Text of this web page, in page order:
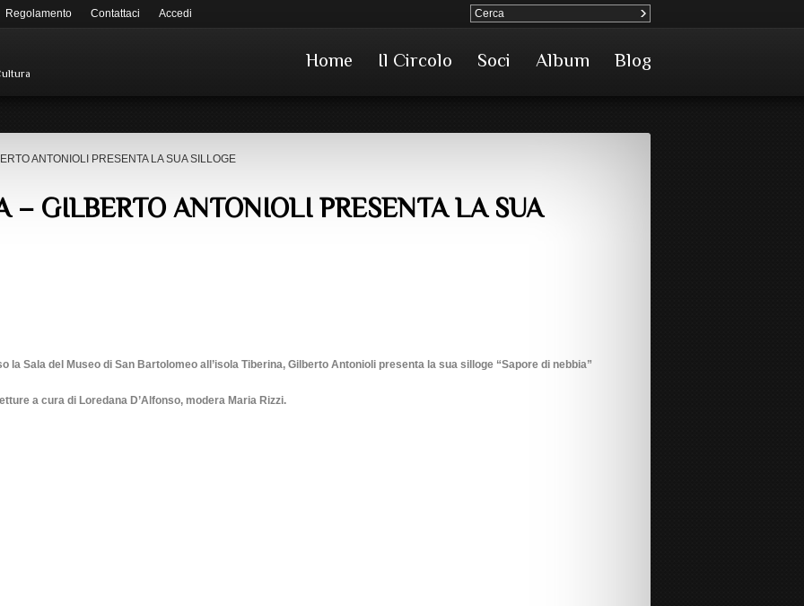
Regolamento Contattaci Accedi
Home Il Circolo Soci Album Blog
ANTONIOLI PRESENTA LA SUA SILLOGE
– GILBERTO ANTONIOLI PRESENTA LA SUA
la Sala del Museo di San Bartolomeo all’isola Tiberina, Gilberto Antonioli presenta la sua silloge “Sapore di nebbia”
a cura di Loredana D’Alfonso, modera Maria Rizzi.